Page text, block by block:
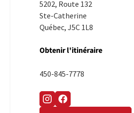
5202, Route 132
Ste-Catherine
Québec, J5C 1L8
Obtenir l'itinéraire
450-845-7778